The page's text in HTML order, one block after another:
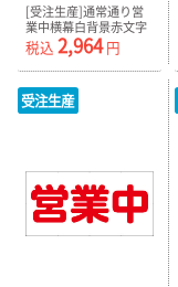
[受注生産]通常通り営
業中横幕白背景赤文字
ターポリン
180cm×45cm TA007-
02
税込 2,964 円
受注生産